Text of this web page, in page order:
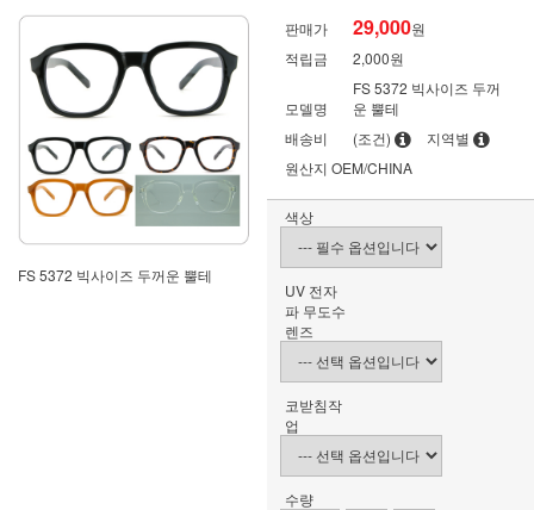
FS 5372 빅사이즈 두꺼운 뿔테
판매가 29,000원
적립금
2,000원
모델명
FS 5372 빅사이즈 두꺼
운 뿔테
배송비
(조건)
지역별
원산지 OEM/CHINA
색상
UV 전자
파 무도수
렌즈
코받침작
업
수량